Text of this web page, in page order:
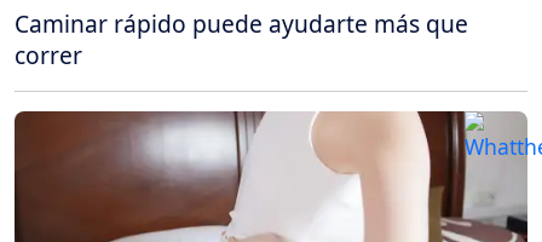
Caminar rápido puede ayudarte más que
correr